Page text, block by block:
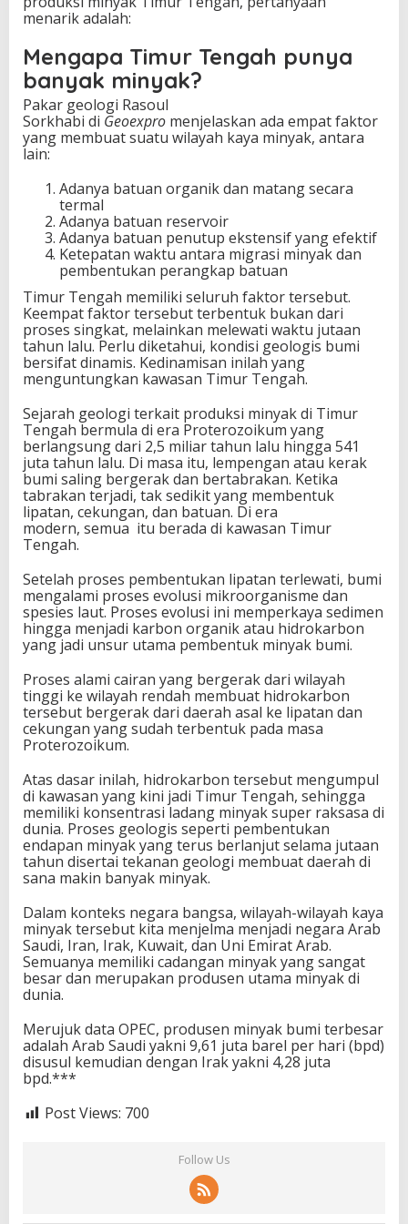
menarik adalah:
Mengapa Timur Tengah punya
banyak minyak?
Pakar geologi Rasoul
Sorkhabi di Geoexpro menjelaskan ada empat faktor
yang membuat suatu wilayah kaya minyak, antara
lain:
Adanya batuan organik dan matang secara
termal
Adanya batuan reservoir
Adanya batuan penutup ekstensif yang efektif
Ketepatan waktu antara migrasi minyak dan
pembentukan perangkap batuan
Timur Tengah memiliki seluruh faktor tersebut.
Keempat faktor tersebut terbentuk bukan dari
proses singkat, melainkan melewati waktu jutaan
tahun lalu. Perlu diketahui, kondisi geologis bumi
bersifat dinamis. Kedinamisan inilah yang
menguntungkan kawasan Timur Tengah.
Sejarah geologi terkait produksi minyak di Timur
Tengah bermula di era Proterozoikum yang
berlangsung dari 2,5 miliar tahun lalu hingga 541
juta tahun lalu. Di masa itu, lempengan atau kerak
bumi saling bergerak dan bertabrakan. Ketika
tabrakan terjadi, tak sedikit yang membentuk
lipatan, cekungan, dan batuan. Di era
modern, semua itu berada di kawasan Timur
Tengah.
Setelah proses pembentukan lipatan terlewati, bumi
mengalami proses evolusi mikroorganisme dan
spesies laut. Proses evolusi ini memperkaya sedimen
hingga menjadi karbon organik atau hidrokarbon
yang jadi unsur utama pembentuk minyak bumi.
Proses alami cairan yang bergerak dari wilayah
tinggi ke wilayah rendah membuat hidrokarbon
tersebut bergerak dari daerah asal ke lipatan dan
cekungan yang sudah terbentuk pada masa
Proterozoikum.
Atas dasar inilah, hidrokarbon tersebut mengumpul
di kawasan yang kini jadi Timur Tengah, sehingga
memiliki konsentrasi ladang minyak super raksasa di
dunia. Proses geologis seperti pembentukan
endapan minyak yang terus berlanjut selama jutaan
tahun disertai tekanan geologi membuat daerah di
sana makin banyak minyak.
Dalam konteks negara bangsa, wilayah-wilayah kaya
minyak tersebut kita menjelma menjadi negara Arab
Saudi, Iran, Irak, Kuwait, dan Uni Emirat Arab.
Semuanya memiliki cadangan minyak yang sangat
besar dan merupakan produsen utama minyak di
dunia.
Merujuk data OPEC, produsen minyak bumi terbesar
adalah Arab Saudi yakni 9,61 juta barel per hari (bpd)
disusul kemudian dengan Irak yakni 4,28 juta
bpd.***
Post Views: 700
Follow Us